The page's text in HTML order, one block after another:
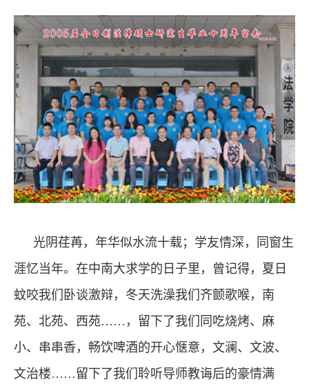
光阴荏苒，年华似水流十载；学友情深，同窗生
涯忆当年。在中南大求学的日子里，曾记得，夏日
蚊咬我们卧谈激辩，冬天洗澡我们齐颤歌喉，南
苑、北苑、西苑……，留下了我们同吃烧烤、麻
小、串串香，畅饮啤酒的开心惬意，文澜、文波、
文治楼……留下了我们聆听导师教诲后的豪情满